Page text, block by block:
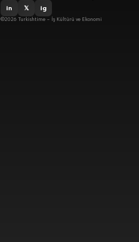
in 𝕏 ig
©2026 Turkishtime – İş Kültürü ve Ekonomi